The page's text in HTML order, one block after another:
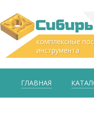
комплексные
инструмента
ГЛАВНАЯ